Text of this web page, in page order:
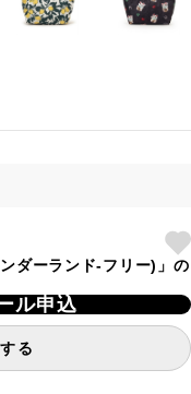
ダーランド-フリー)」の
ル申込
る